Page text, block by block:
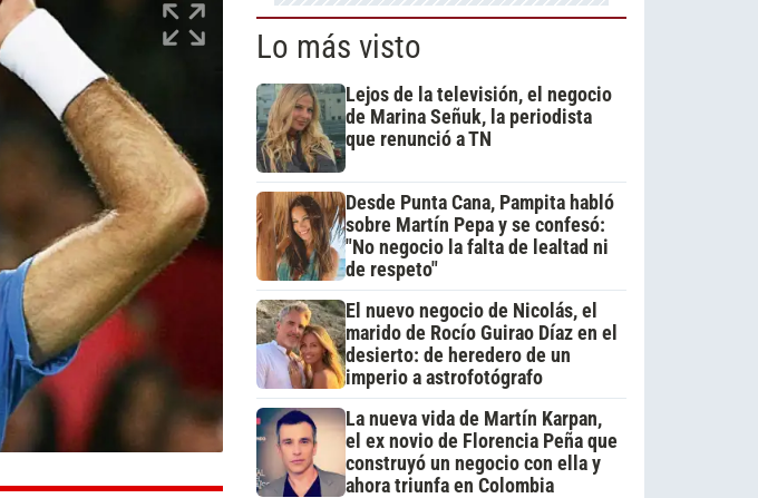
Lo más visto
Lejos de la televisión, el negocio
de Marina Señuk, la periodista
que renunció a TN
Desde Punta Cana, Pampita habló
sobre Martín Pepa y se confesó:
"No negocio la falta de lealtad ni
de respeto"
El nuevo negocio de Nicolás, el
marido de Rocío Guirao Díaz en el
desierto: de heredero de un
imperio a astrofotógrafo
La nueva vida de Martín Karpan,
el ex novio de Florencia Peña que
construyó un negocio con ella y
ahora triunfa en Colombia